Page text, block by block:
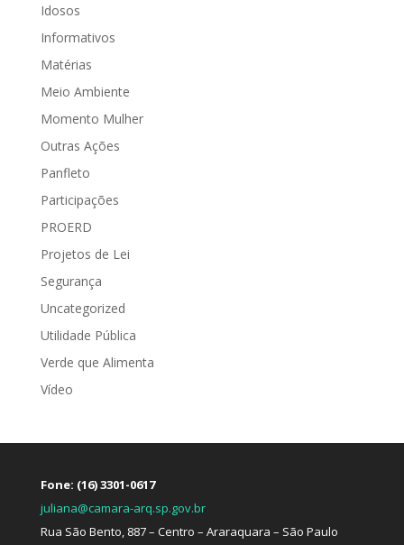
Idosos
Informativos
Matérias
Meio Ambiente
Momento Mulher
Outras Ações
Panfleto
Participações
PROERD
Projetos de Lei
Segurança
Uncategorized
Utilidade Pública
Verde que Alimenta
Vídeo
Fone: (16) 3301-0617
juliana@camara-arq.sp.gov.br
Rua São Bento, 887 – Centro – Araraquara – São Paulo